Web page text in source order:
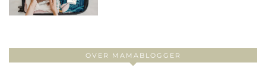
OVER MAMABLOGGER